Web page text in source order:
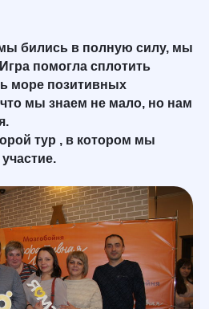
бились в полную силу, мы
помогла сплотить
море позитивных
мы знаем не мало, но нам
тур , в котором мы